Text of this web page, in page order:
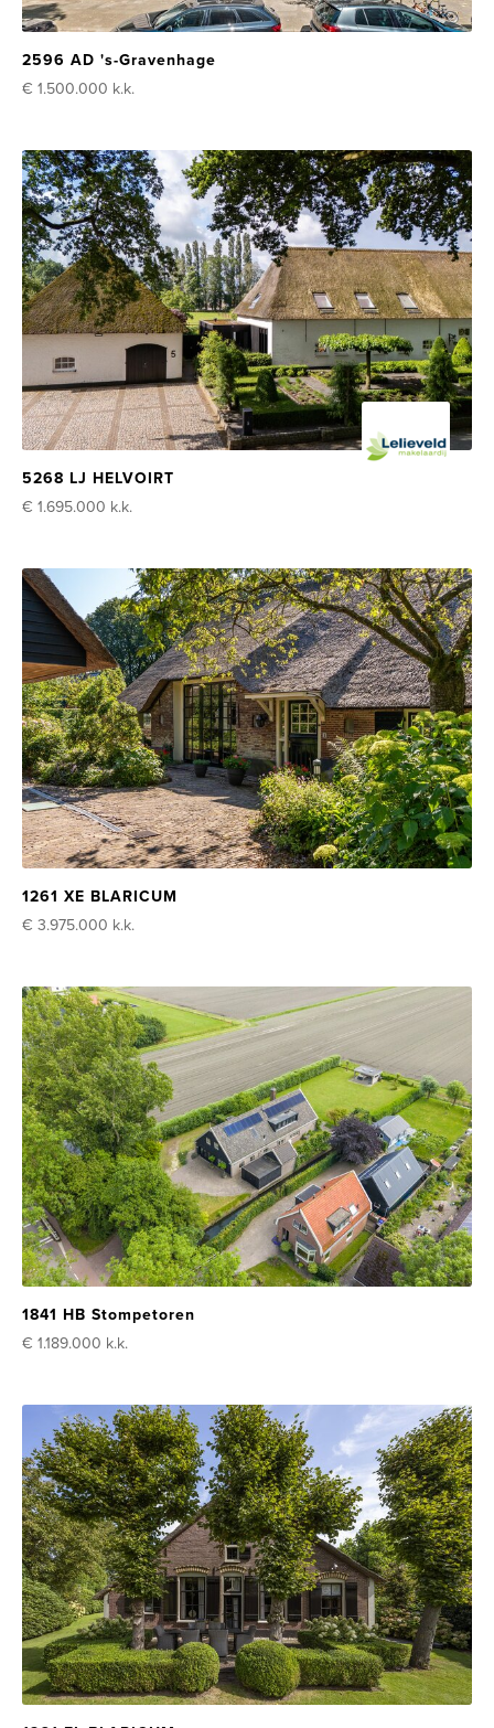
2596 AD 's-Gravenhage
€ 1.500.000 k.k.
5268 LJ HELVOIRT
€ 1.695.000 k.k.
1261 XE BLARICUM
€ 3.975.000 k.k.
1841 HB Stompetoren
€ 1.189.000 k.k.